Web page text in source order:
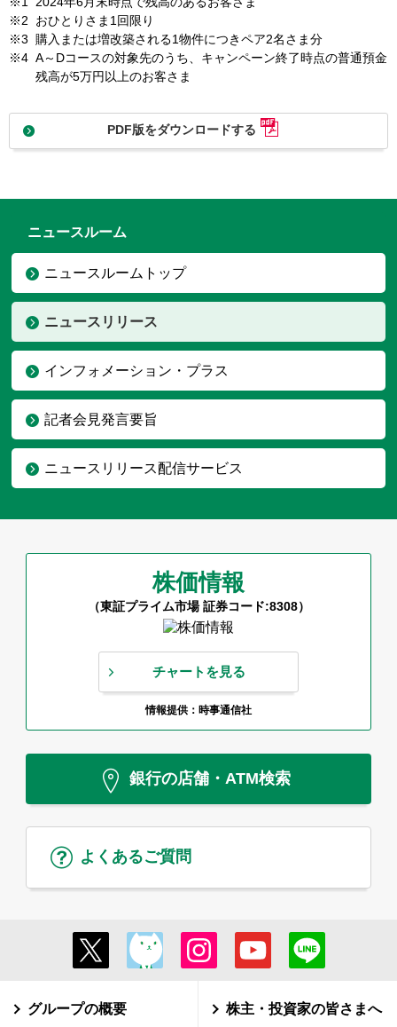
※2
おひとりさま1回限り
※3
購入または増改築される1物件につきペア2名さま分
※4 A～Dコースの対象先のうち、キャンペーン終了時点の普通預金
残高が5万円以上のお客さま
PDF版をダウンロードする
ニュースルーム
ニュースルームトップ
ニュースリリース
インフォメーション・プラス
記者会見発言要旨
ニュースリリース配信サービス
株価情報
（東証プライム市場 証券コード:8308）
チャートを見る
情報提供：時事通信社
銀行の店舗・ATM検索
よくあるご質問
グループの概要 株主・投資家の皆さまへ